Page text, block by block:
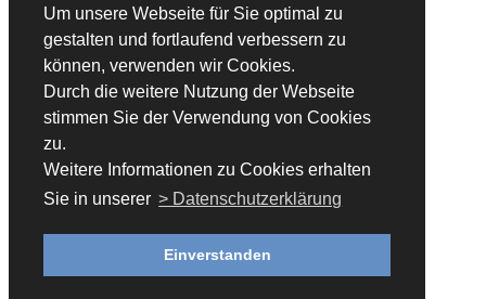
Um unsere Webseite für Sie optimal zu
gestalten und fortlaufend verbessern zu
können, verwenden wir Cookies.
Durch die weitere Nutzung der Webseite
stimmen Sie der Verwendung von Cookies
zu.
Weitere Informationen zu Cookies erhalten
Sie in unserer > Datenschutzerklärung
Einverstanden
Kontakt
Unsere AGB
AGB für Tagestouren
Impressum
Datenschutz
Sitemap
ÖFFNUNGSZEITEN
10:00 - 12:00 Uhr und